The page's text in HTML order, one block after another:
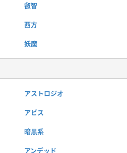
叡智
西方
妖魔
アストロジオ
アビス
暗黒系
アンデッド